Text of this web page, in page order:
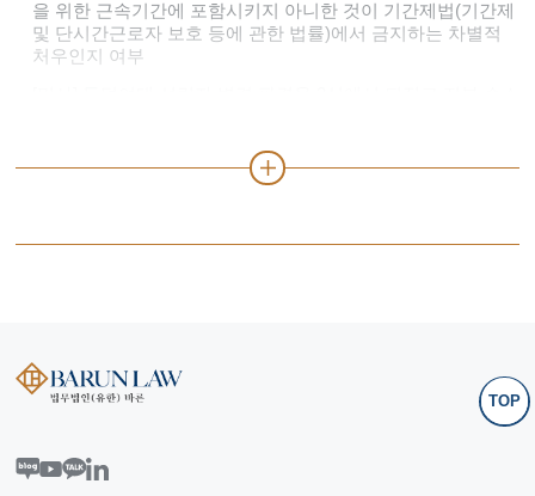
을 위한 근속기간에 포함시키지 아니한 것이 기간제법(기간제
및 단시간근로자 보호 등에 관한 법률)에서 금지하는 차별적
처우인지 여부
[민사] 제1심 판결을 뒤집고, 수도권 도시철도 운영기관 사이에
약 1,000억 원 상당의 연락운임 정산을 이끌어 낸 사례
및 조세부과처분취소 행정사건 파기환송
[지식재산] 서울지하철 자동안내방송 저작권 소송
[건설·부동산] 대형건설사가 보험회사를 상대로 180억 원이 넘
는 추가공사비를 건설보험금으로 청구한 사건에서 보험회사
[행정] 다수의 공적 서류에 민간업자가 수허가권자로 기재되어
TOP